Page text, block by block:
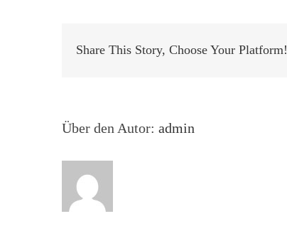
Share This Story, Choose Your Platform!
Über den Autor: admin